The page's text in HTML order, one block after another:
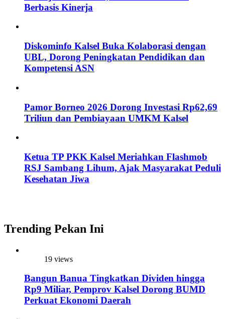
Berbasis Kinerja
Diskominfo Kalsel Buka Kolaborasi dengan
UBL, Dorong Peningkatan Pendidikan dan
Kompetensi ASN
Pamor Borneo 2026 Dorong Investasi Rp62,69
Triliun dan Pembiayaan UMKM Kalsel
Ketua TP PKK Kalsel Meriahkan Flashmob
RSJ Sambang Lihum, Ajak Masyarakat Peduli
Kesehatan Jiwa
Trending Pekan Ini
19 views
Bangun Banua Tingkatkan Dividen hingga
Rp9 Miliar, Pemprov Kalsel Dorong BUMD
Perkuat Ekonomi Daerah